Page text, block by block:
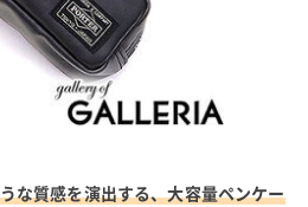
な質感を演出する、大容量ペンケー